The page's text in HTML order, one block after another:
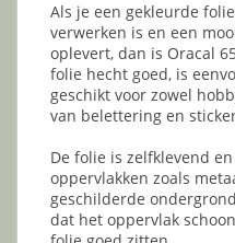
Als je een gekleurde
verwerken is en een
oplevert, dan is Oracal
folie hecht goed, is
geschikt voor zowel
van belettering en
De folie is zelfklevend
oppervlakken zoals
geschilderde
dat het oppervlak